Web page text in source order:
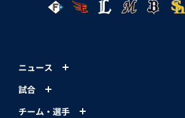
ニュース
試合
チーム・選手